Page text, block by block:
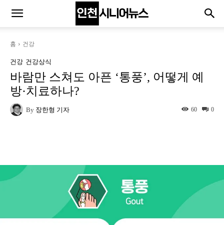
홈 건강
건강 건강상식
바람만 스쳐도 아픈 ‘통풍’, 어떻게 예
방·치료하나?
By 장한형 기자 0
60